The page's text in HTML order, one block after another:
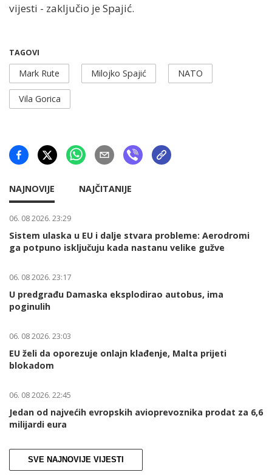
vijesti - zaključio je Spajić.
TAGOVI
Mark Rute Milojko Spajić NATO
Vila Gorica
NAJNOVIJE NAJČITANIJE
06. 08 2026. 23:29
Sistem ulaska u EU i dalje stvara probleme: Aerodromi
ga potpuno isključuju kada nastanu velike gužve
06. 08 2026. 23:17
U predgrađu Damaska eksplodirao autobus, ima
poginulih
06. 08 2026. 23:03
EU želi da oporezuje onlajn klađenje, Malta prijeti
blokadom
06. 08 2026. 22:45
Jedan od najvećih evropskih avioprevoznika prodat za 6,6
milijardi eura
SVE NAJNOVIJE VIJESTI